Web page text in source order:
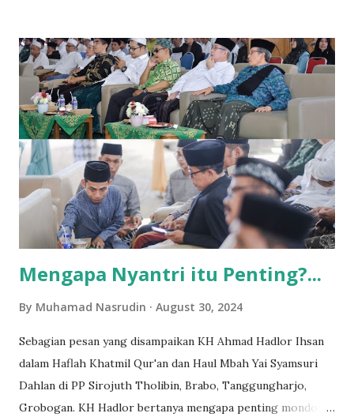
sekolah di Jogja, gudangnya orang pinter. Punya banyak
teman yang pinter-pinter. Bisa jalan-jalan. Ah asyiknya....
Empat tahun kemudian, saya berkesempatan melanjutkan
studi di Fak. Syariah IAIN Walisongo Semarang. Senang
sekali rasanya bisa menjadi mahasiswa dan bisa studi lanjut
di Jawa. Bagi warga kampung kami, itu sangat keren. Saat
itu, selesai mengikuti orientasi mahasiswa baru diwajibkan
untuk ikut study tour . Dan.. yolla. Tujuannya adalah Jogja.
Mengapa Nyantri itu Penting?...
By Muhamad Nasrudin August 30, 2024
Sebagian pesan yang disampaikan KH Ahmad Hadlor Ihsan
dalam Haflah Khatmil Qur'an dan Haul Mbah Yai Syamsuri
Dahlan di PP Sirojuth Tholibin, Brabo, Tanggungharjo,
Grobogan. KH Hadlor bertanya mengapa penting mondok?..